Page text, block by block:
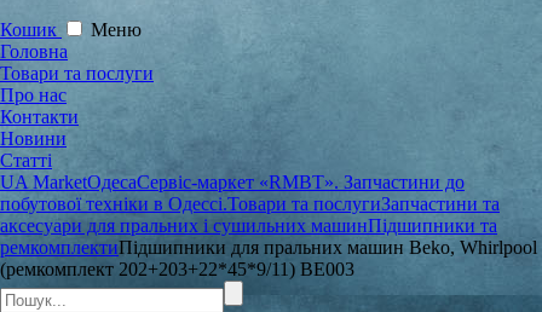
Кошик
Меню
Головна
Товари та послуги
Про нас
Контакти
Новини
Статті
UA MarketОдесаСервіс-маркет «RMBT». Запчастини до
побутової техніки в Одессі.Товари та послугиЗапчастини та
аксесуари для пральних і сушильних машинПідшипники та
ремкомплектиПідшипники для пральних машин Beko, Whirlpool
(ремкомплект 202+203+22*45*9/11) BE003